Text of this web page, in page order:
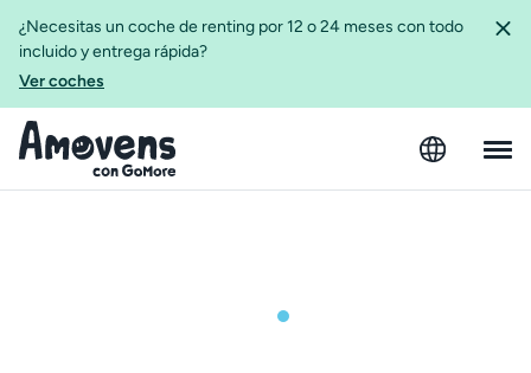
¿Necesitas un coche de renting por 12 o 24 meses con todo
incluido y entrega rápida?
Ver coches